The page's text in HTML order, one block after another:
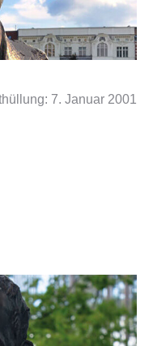
7. Januar 2001